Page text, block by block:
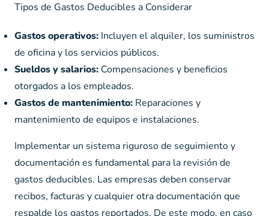
Tipos de Gastos Deducibles a Considerar
Gastos operativos: Incluyen el alquiler, los suministros
de oficina y los servicios públicos.
Sueldos y salarios: Compensaciones y beneficios
otorgados a los empleados.
Gastos de mantenimiento: Reparaciones y
mantenimiento de equipos e instalaciones.
Implementar un sistema riguroso de seguimiento y
documentación es fundamental para la revisión de
gastos deducibles. Las empresas deben conservar
recibos, facturas y cualquier otra documentación que
respalde los gastos reportados. De este modo, en caso